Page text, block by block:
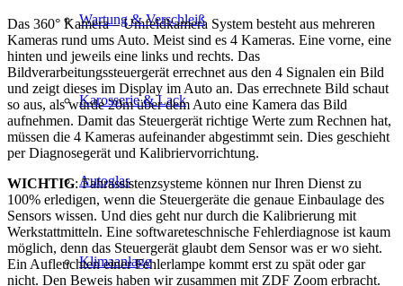
Wartung & Verschleiß
Karosserie & Lack
Autoglas
Klimaanlage
Das 360° Kamera – Umfeldkamera System besteht aus mehreren
Kameras rund ums Auto. Meist sind es 4 Kameras. Eine vorne, eine
hinten und jeweils eine links und rechts. Das
Bildverarbeitungssteuergerät errechnet aus den 4 Signalen ein Bild
und zeigt dieses im Display im Auto an. Das errechnete Bild schaut
so aus, als würde 20m über dem Auto eine Kamera das Bild
aufnehmen. Damit das Steuergerät richtige Werte zum Rechnen hat,
müssen die 4 Kameras aufeinander abgestimmt sein. Dies geschieht
per Diagnosegerät und Kalibriervorrichtung.
WICHTIG: Fahrassistenzsysteme können nur Ihren Dienst zu
100% erledigen, wenn die Steuergeräte die genaue Einbaulage des
Sensors wissen. Und dies geht nur durch die Kalibrierung mit
Werkstattmitteln. Eine softwareteschnische Fehlerdiagnose ist kaum
möglich, denn das Steuergerät glaubt dem Sensor was er wo sieht.
Ein Aufleuchten einer Fehlerlampe kommt erst zu spät oder gar
nicht. Den Beweis haben wir zusammen mit ZDF Zoom erbracht.